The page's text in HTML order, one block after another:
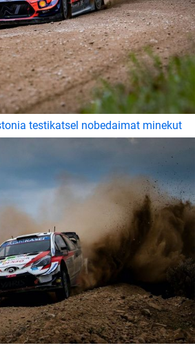
testikatsel nobedaimat minekut